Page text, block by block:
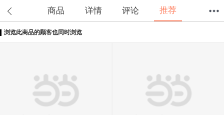
商品 详情 评论 推荐
浏览此商品的顾客也同时浏览